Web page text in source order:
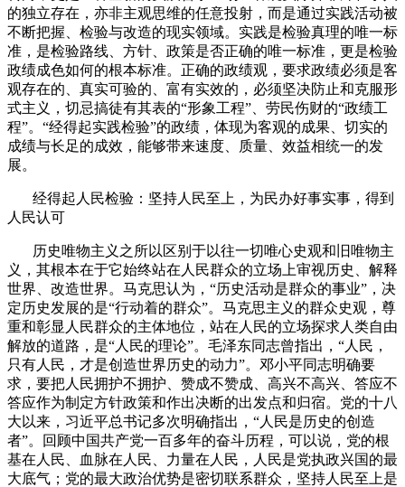
的独立存在，亦非主观思维的任意投射，而是通过实践活动被
不断把握、检验与改造的现实领域。实践是检验真理的唯一标
准，是检验路线、方针、政策是否正确的唯一标准，更是检验
政绩成色如何的根本标准。正确的政绩观，要求政绩必须是客
观存在的、真实可验的、富有实效的，必须坚决防止和克服形
式主义，切忌搞徒有其表的“形象工程”、劳民伤财的“政绩工
程”。“经得起实践检验”的政绩，体现为客观的成果、切实的
成绩与长足的成效，能够带来速度、质量、效益相统一的发
展。
经得起人民检验：坚持人民至上，为民办好事实事，得到
人民认可
历史唯物主义之所以区别于以往一切唯心史观和旧唯物主
义，其根本在于它始终站在人民群众的立场上审视历史、解释
世界、改造世界。马克思认为，“历史活动是群众的事业”，决
定历史发展的是“行动着的群众”。马克思主义的群众史观，尊
重和彰显人民群众的主体地位，站在人民的立场探求人类自由
解放的道路，是“人民的理论”。毛泽东同志曾指出，“人民，
只有人民，才是创造世界历史的动力”。邓小平同志明确要
求，要把人民拥护不拥护、赞成不赞成、高兴不高兴、答应不
答应作为制定方针政策和作出决断的出发点和归宿。党的十八
大以来，习近平总书记多次明确指出，“人民是历史的创造
者”。回顾中国共产党一百多年的奋斗历程，可以说，党的根
基在人民、血脉在人民、力量在人民，人民是党执政兴国的最
大底气；党的最大政治优势是密切联系群众，坚持人民至上是